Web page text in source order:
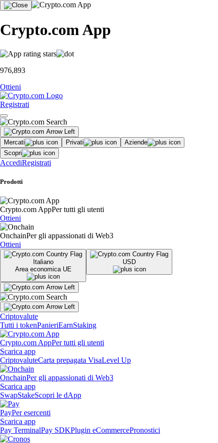
Crypto.com App
976,893
Ottieni
Registrati
Mercati Privati
Aziende
Scopri
AccediRegistrati
Prodotti
Crypto.com AppPer tutti gli utenti
Ottieni
OnchainPer gli appassionati di Web3
Ottieni
Italiano
Area economica UE
USD
Criptovalute
Tutti i tokenPanieriEarnStaking
Crypto.com AppPer tutti gli utenti
Scarica app
CriptovaluteCarta prepagata VisaLevel Up
OnchainPer gli appassionati di Web3
Scarica app
SwapStakeScopri le dApp
PayPer esercenti
Scarica app
Pay TerminalPay SDKPlugin eCommercePronostici